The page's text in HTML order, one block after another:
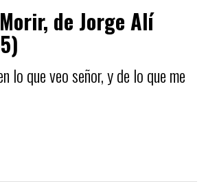
de Jorge Alí
lo que veo señor, y de lo que me